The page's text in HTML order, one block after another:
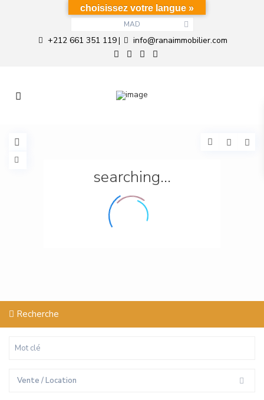
MAD
+212 661 351 119| info@ranaimmobilier.com
searching...
Recherche
Vente / Location
choisissez votre langue »